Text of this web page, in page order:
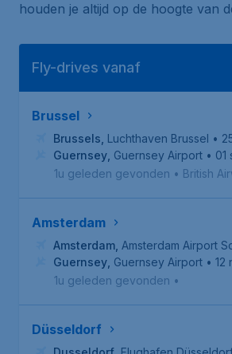
houden je altijd op de hoogte van
Fly-drives vanaf
Brussel
Brussels Luchthaven Brussel •
Guernsey Guernsey Airport • 01
1u geleden gevonden • British
Amsterdam
Amsterdam Amsterdam Airport
Guernsey Guernsey Airport • 12
1u geleden gevonden •
Düsseldorf